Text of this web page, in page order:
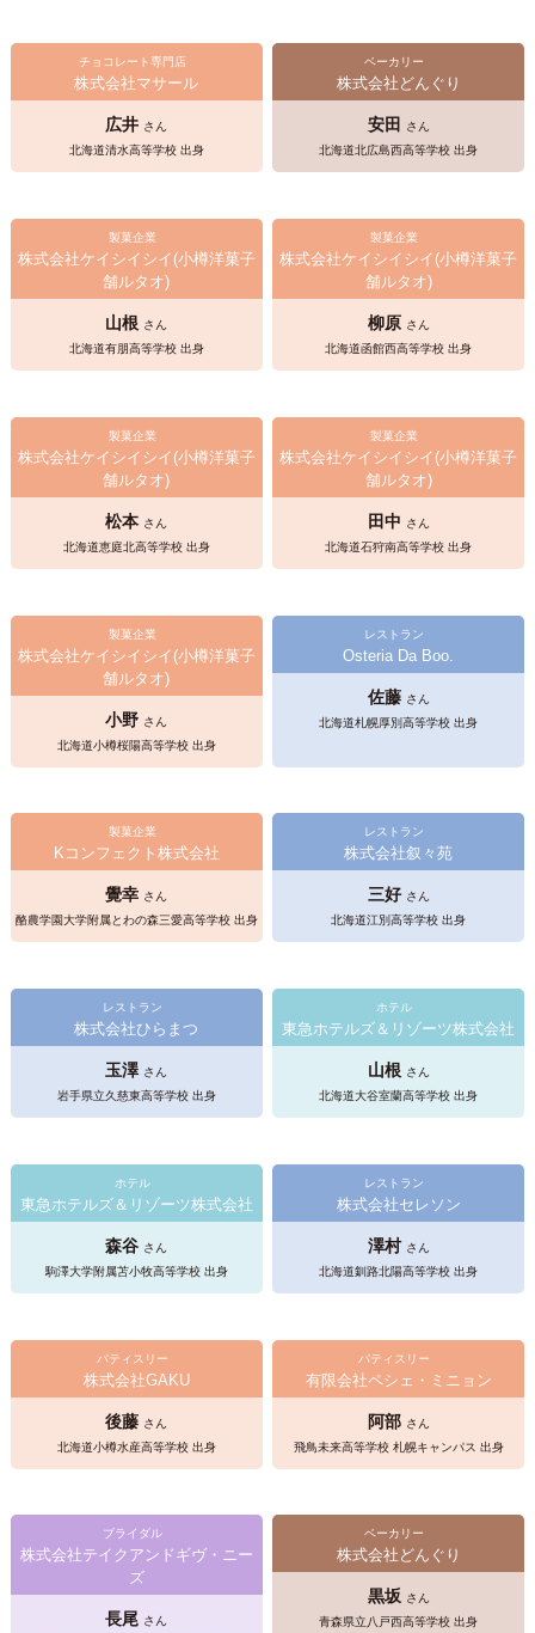
チョコレート専門店
株式会社マサール
広井 さん
北海道清水高等学校 出身
ベーカリー
株式会社どんぐり
安田
さん
北海道北広島西高等学校 出身
製菓企業
株式会社ケイシイシイ(小樽洋菓子
舗ルタオ)
山根 さん
北海道有朋高等学校 出身
製菓企業
株式会社ケイシイシイ(小樽洋菓子
舗ルタオ)
柳原 さん
北海道函館西高等学校 出身
製菓企業
株式会社ケイシイシイ(小樽洋菓子
舗ルタオ)
松本 さん
北海道恵庭北高等学校 出身
製菓企業
株式会社ケイシイシイ(小樽洋菓子
舗ルタオ)
田中 さん
北海道石狩南高等学校 出身
製菓企業
株式会社ケイシイシイ(小樽洋菓子
舗ルタオ)
小野 さん
北海道小樽桜陽高等学校 出身
レストラン
Osteria Da Boo.
佐藤 さん
北海道札幌厚別高等学校 出身
製菓企業
Kコンフェクト株式会社
覺幸 さん
酪農学園大学附属とわの森三愛高等学校 出身
レストラン
株式会社叙々苑
三好 さん
北海道江別高等学校 出身
レストラン
株式会社ひらまつ
玉澤 さん
岩手県立久慈東高等学校 出身
ホテル
東急ホテルズ＆リゾーツ株式会社
山根 さん
北海道大谷室蘭高等学校 出身
ホテル
東急ホテルズ＆リゾーツ株式会社
森谷 さん
駒澤大学附属苫小牧高等学校 出身
レストラン
株式会社セレソン
澤村 さん
北海道釧路北陽高等学校 出身
パティスリー
株式会社GAKU
後藤 さん
北海道小樽水産高等学校 出身
パティスリー
有限会社ペシェ・ミニョン
阿部 さん
飛鳥未来高等学校 札幌キャンパス 出身
ブライダル
株式会社テイクアンドギヴ・ニー
ズ
長尾 さん
ベーカリー
株式会社どんぐり
黒坂 さん
青森県立八戸西高等学校 出身